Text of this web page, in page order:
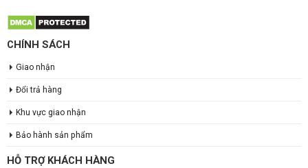
CHÍNH SÁCH
Giao nhận
Đổi trả hàng
Khu vực giao nhận
Bảo hành sản phẩm
HỖ TRỢ KHÁCH HÀNG